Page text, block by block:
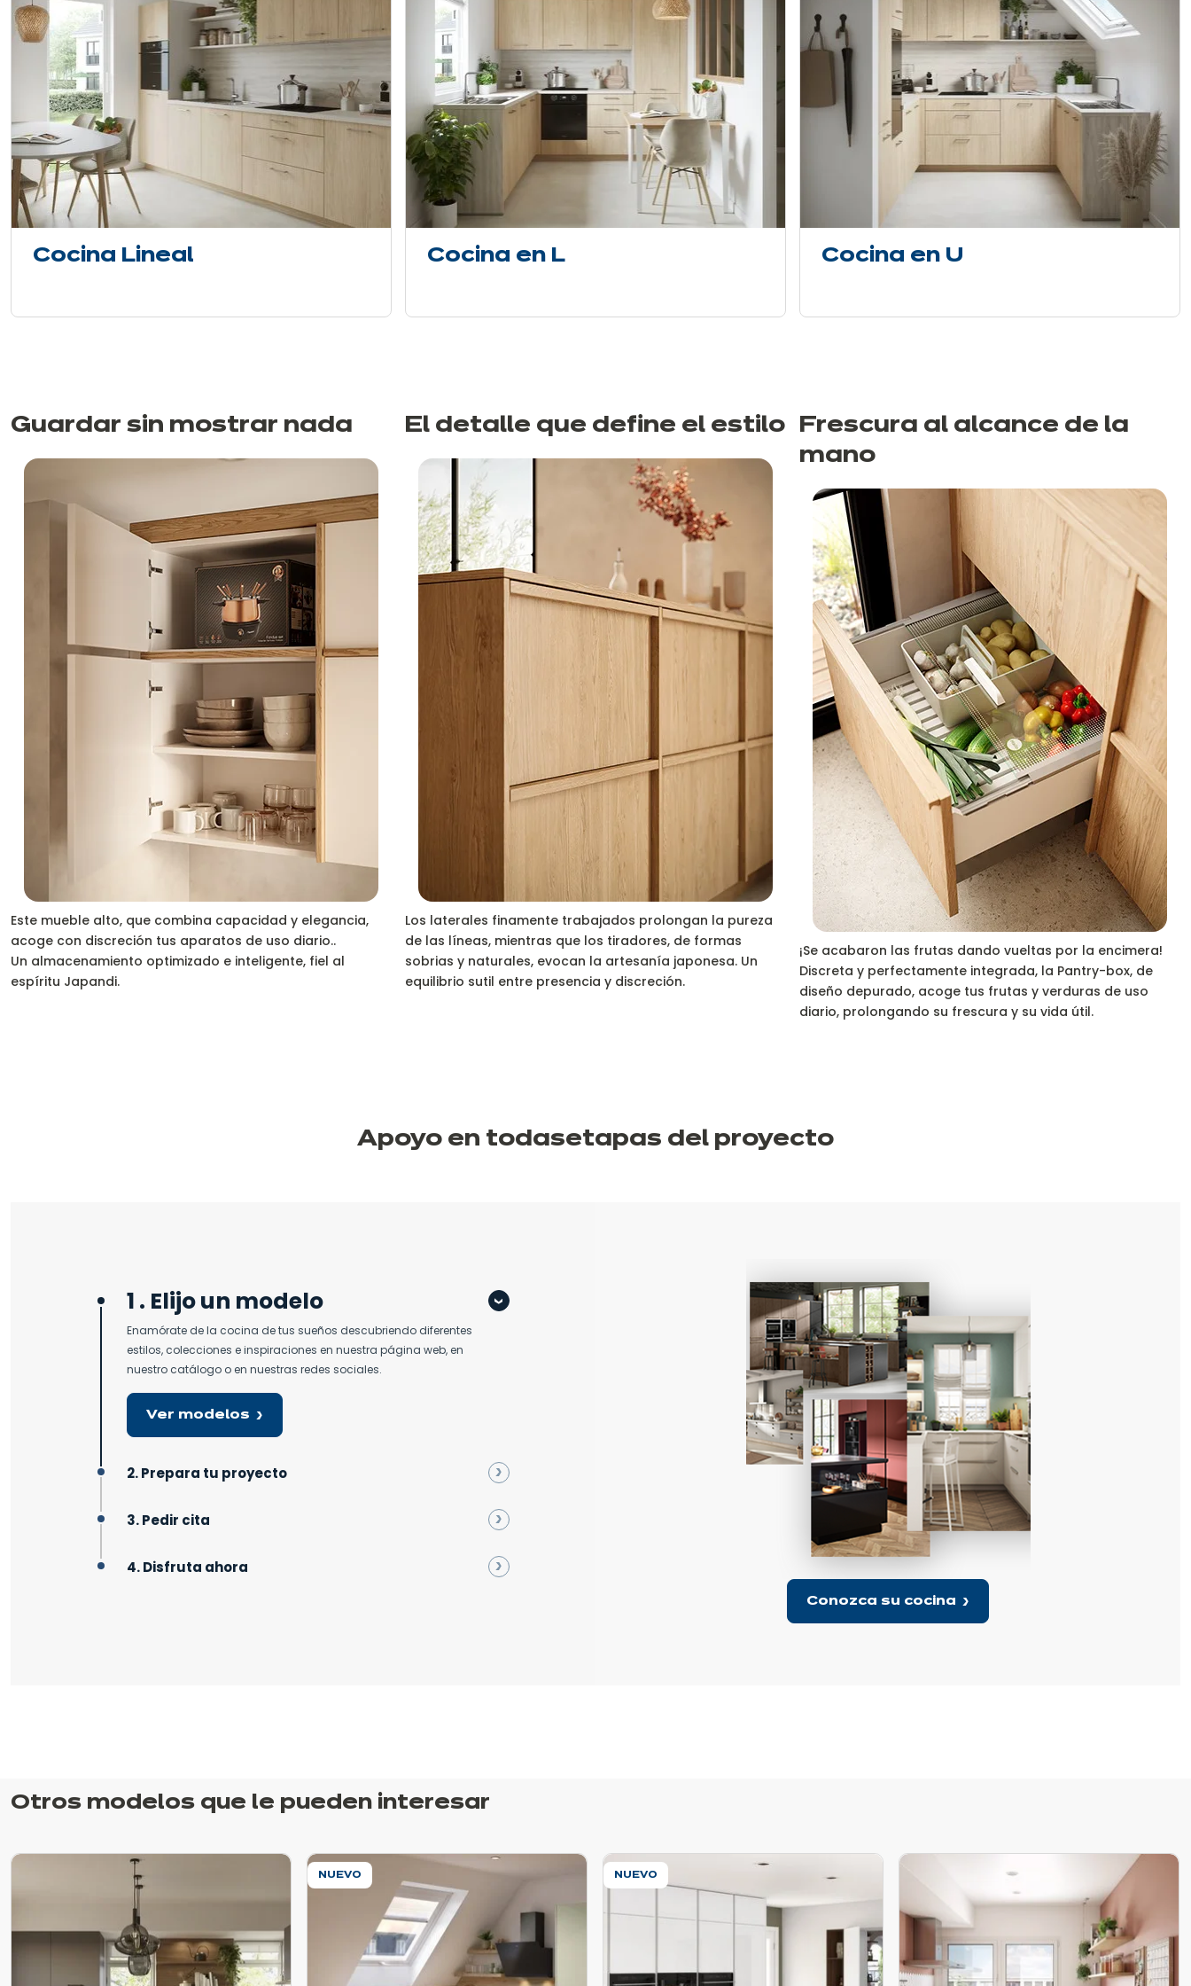
Cocina Lineal Cocina en L Cocina en U
Guardar sin mostrar nada
Este mueble alto, que combina capacidad y elegancia,
acoge con discreción tus aparatos de uso diario..
Un almacenamiento optimizado e inteligente, fiel al
espíritu Japandi.
El detalle que define el estilo
Los laterales finamente trabajados prolongan la pureza
de las líneas, mientras que los tiradores, de formas
sobrias y naturales, evocan la artesanía japonesa. Un
equilibrio sutil entre presencia y discreción.
Frescura al alcance de la
mano
¡Se acabaron las frutas dando vueltas por la encimera!
Discreta y perfectamente integrada, la Pantry-box, de
diseño depurado, acoge tus frutas y verduras de uso
diario, prolongando su frescura y su vida útil.
Apoyo en todasetapas del proyecto
1 . Elijo un modelo
Enamórate de la cocina de tus sueños descubriendo diferentes
estilos, colecciones e inspiraciones en nuestra página web, en
nuestro catálogo o en nuestras redes sociales.
Ver modelos
2. Prepara tu proyecto
3. Pedir cita
4. Disfruta ahora
Conozca su cocina
Otros modelos que le pueden interesar
NUEVO NUEVO